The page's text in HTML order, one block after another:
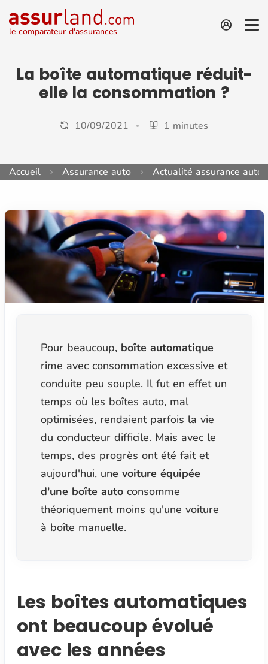
le comparateur d'assurances
La boîte automatique réduit-
elle la consommation ?
10/09/2021 1 minutes
Accueil Assurance auto Actualité assurance auto
Pour beaucoup, boîte automatique
rime avec consommation excessive et
conduite peu souple. Il fut en effet un
temps où les boîtes auto, mal
optimisées, rendaient parfois la vie
du conducteur difficile. Mais avec le
temps, des progrès ont été fait et
aujourd'hui, une voiture équipée
d'une boîte autoconsomme
théoriquement moins qu'une voiture
à boîte manuelle.
Les boîtes automatiques
ont beaucoup évolué
avec les années